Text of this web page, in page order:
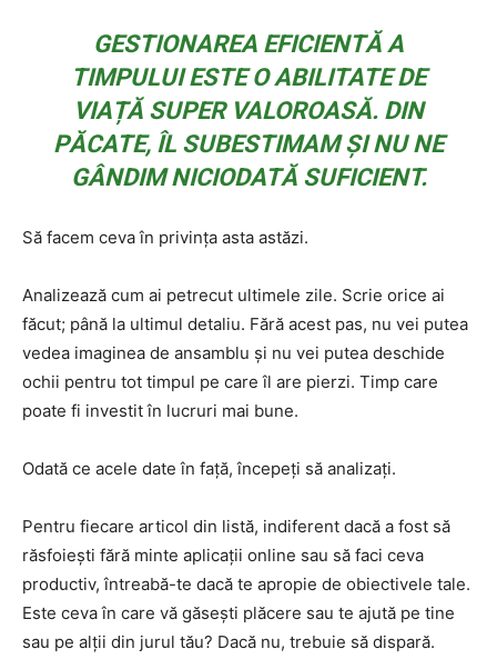
GESTIONAREA EFICIENTĂ A
TIMPULUI ESTE O ABILITATE DE
VIAȚĂ SUPER VALOROASĂ. DIN
PĂCATE, ÎL SUBESTIMAM ȘI NU NE
GÂNDIM NICIODATĂ SUFICIENT.
Să facem ceva în privința asta astăzi.
Analizează cum ai petrecut ultimele zile. Scrie orice ai
făcut; până la ultimul detaliu. Fără acest pas, nu vei putea
vedea imaginea de ansamblu și nu vei putea deschide
ochii pentru tot timpul pe care îl are pierzi. Timp care
poate fi investit în lucruri mai bune.
Odată ce acele date în față, începeți să analizați.
Pentru fiecare articol din listă, indiferent dacă a fost să
răsfoiești fără minte aplicații online sau să faci ceva
productiv, întreabă-te dacă te apropie de obiectivele tale.
Este ceva în care vă găsești plăcere sau te ajută pe tine
sau pe alții din jurul tău? Dacă nu, trebuie să dispară.